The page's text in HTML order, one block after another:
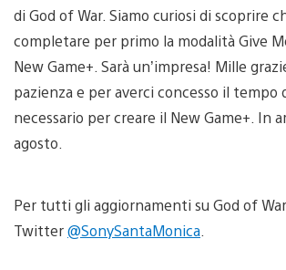
di God of War. Siamo curiosi di scoprire
completare per primo la modalità Give
New Game+. Sarà un’impresa! Mille
pazienza e per averci concesso il tempo
necessario per creare il New Game+. In
agosto.
Per tutti gli aggiornamenti su God of
Twitter@SonySantaMonica